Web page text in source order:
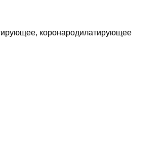
коронародилатирующее